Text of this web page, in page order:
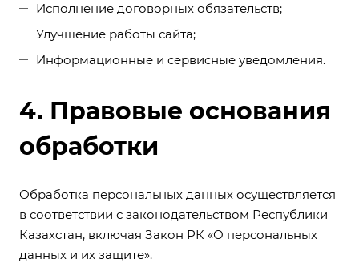
Исполнение договорных обязательств;
Улучшение работы сайта;
Информационные и сервисные уведомления.
4. Правовые основания
обработки
Обработка персональных данных осуществляется
в соответствии с законодательством Республики
Казахстан, включая Закон РК «О персональных
данных и их защите».